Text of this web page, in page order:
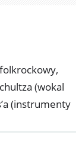
(wokal
(instrumenty